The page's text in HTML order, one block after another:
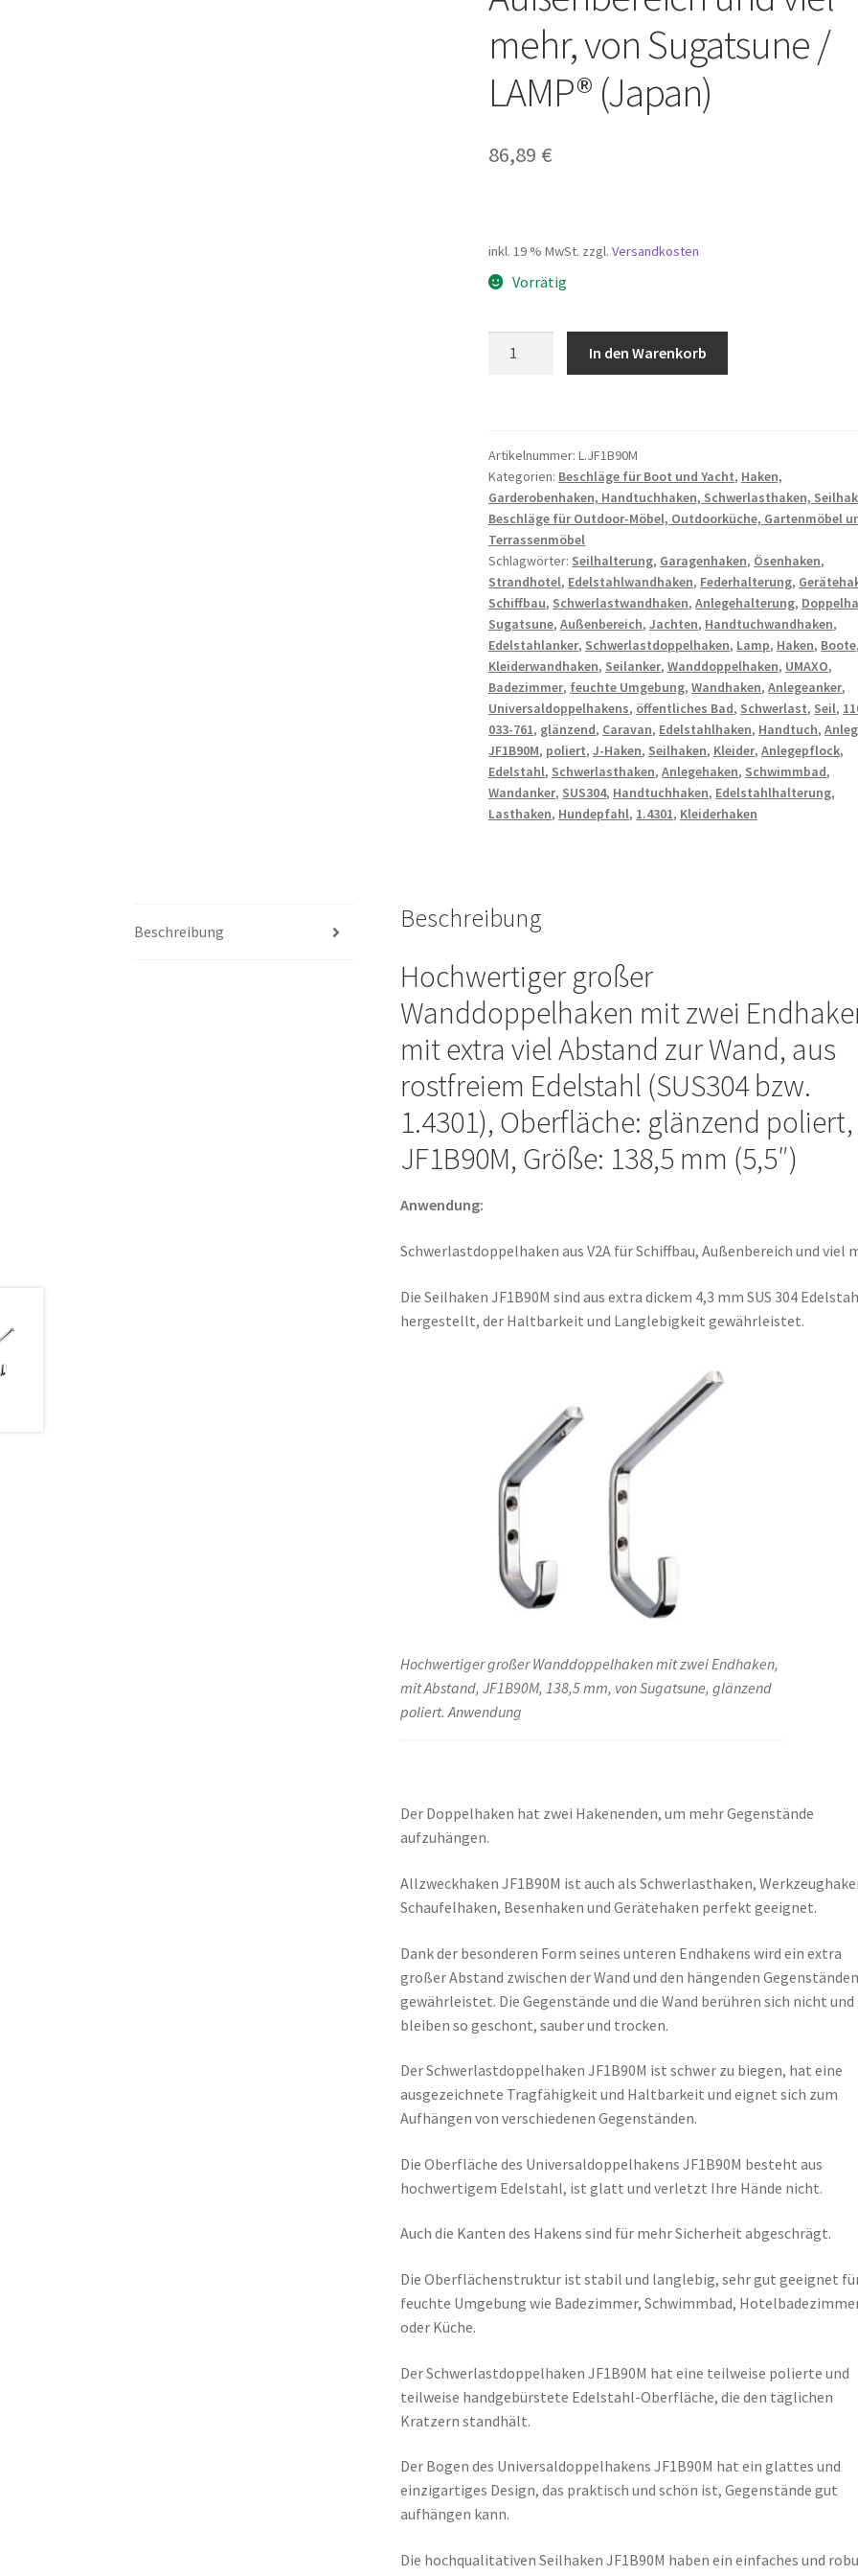
mehr, von Sugatsune /
LAMP® (Japan)
86,89 €
inkl. 19 % MwSt. zzgl.Versandkosten
Vorrätig
Endhaken,
mit
Abstand,
aus
rostfreiem
Edelstahl,
Oberfläche:
glänzend
poliert,
138,5
mm
(5,5″),
JF1B90M.
Schwerlastdoppelhaken
aus
V2A
und
mehr,
von
Sugatsune
LAMP®
(Japan)
Menge
In den Warenkorb
Artikelnummer:L.JF1B90M
Kategorien: Beschläge für Boot und Yacht, Haken,
Garderobenhaken, Handtuchhaken, Schwerlasthaken,
Beschläge für Outdoor-Möbel, Outdoorküche, Gartenmöbel
Terrassenmöbel
Schlagwörter: Seilhalterung, Garagenhaken, Ösenhaken,
Strandhotel, Edelstahlwandhaken, Federhalterung,
Schiffbau, Schwerlastwandhaken,Anlegehalterung,
Sugatsune,Außenbereich,Jachten, Handtuchwandhaken,
Edelstahlanker, Schwerlastdoppelhaken, Lamp, Haken, Boote
Kleiderwandhaken, Seilanker,Wanddoppelhaken, UMAXO,
Badezimmer, feuchte Umgebung,Wandhaken,Anlegeanker,
Universaldoppelhakens, öffentliches Bad, Schwerlast, Seil,
033-761, glänzend, Caravan, Edelstahlhaken, Handtuch,
JF1B90M, poliert,J-Haken, Seilhaken, Kleider,Anlegepflock,
Edelstahl, Schwerlasthaken,Anlegehaken, Schwimmbad,
Wandanker, SUS304, Handtuchhaken, Edelstahlhalterung,
Lasthaken, Hundepfahl, 1.4301, Kleiderhaken
Beschreibung Beschreibung
Hochwertiger großer
Wanddoppelhaken mit zwei
mit extra viel Abstand zur Wand, aus
rostfreiem Edelstahl (SUS304 bzw.
1.4301), Oberfläche: glänzend poliert,
JF1B90M, Größe: 138,5 mm (5,5″)
Anwendung:
Schwerlastdoppelhaken aus V2A für Schiffbau, Außenbereich und viel
Die Seilhaken JF1B90M sind aus extra dickem 4,3 mm SUS 304
hergestellt, der Haltbarkeit und Langlebigkeit gewährleistet.
Hochwertiger großer Wanddoppelhaken mit zwei Endhaken,
mit Abstand, JF1B90M, 138,5 mm, von Sugatsune, glänzend
poliert. Anwendung
Der Doppelhaken hat zwei Hakenenden, um mehr Gegenstände
aufzuhängen.
Allzweckhaken JF1B90M ist auch als Schwerlasthaken,
Schaufelhaken, Besenhaken und Gerätehaken perfekt geeignet.
Dank der besonderen Form seines unteren Endhakens wird ein extra
großer Abstand zwischen der Wand und den hängenden Gegenständen
gewährleistet. Die Gegenstände und die Wand berühren sich nicht und
bleiben so geschont, sauber und trocken.
Der Schwerlastdoppelhaken JF1B90M ist schwer zu biegen, hat eine
ausgezeichnete Tragfähigkeit und Haltbarkeit und eignet sich zum
Aufhängen von verschiedenen Gegenständen.
Die Oberfläche des Universaldoppelhakens JF1B90M besteht aus
hochwertigem Edelstahl, ist glatt und verletzt Ihre Hände nicht.
Auch die Kanten des Hakens sind für mehr Sicherheit abgeschrägt.
Die Oberflächenstruktur ist stabil und langlebig, sehr gut geeignet
feuchte Umgebung wie Badezimmer, Schwimmbad,
oder Küche.
Der Schwerlastdoppelhaken JF1B90M hat eine teilweise polierte und
teilweise handgebürstete Edelstahl-Oberfläche, die den täglichen
Kratzern standhält.
Der Bogen des Universaldoppelhakens JF1B90M hat ein glattes und
einzigartiges Design, das praktisch und schön ist, Gegenstände gut
aufhängen kann.
Die hochqualitativen Seilhaken JF1B90M haben ein einfaches und